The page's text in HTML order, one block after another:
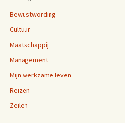
Bewustwording
Cultuur
Maatschappij
Management
Mijn werkzame leven
Reizen
Zeilen